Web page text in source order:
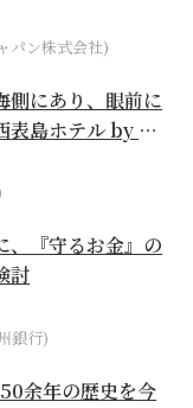
パン株式会社)
側にあり、眼前に
表島ホテル by 星
、『守るお金』の
討
銀行)
余年の歴史を今